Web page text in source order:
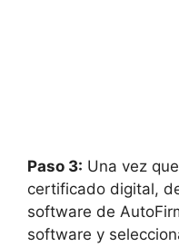
Paso 3: Una vez
certificado digital,
software de
software y